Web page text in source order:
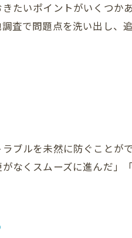
たいポイントがいくつ
査で問題点を洗い出し、
ブルを未然に防ぐこと
なくスムーズに進んだ